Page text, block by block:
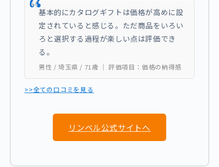
基本的にカタログギフトは価格が高めに設
定されていると感じる。ただ商品をいろい
ろと選択する過程が楽しい点は評価でき
る。
男性 / 埼玉県 / 71歳 ｜ 評価項目：価格の納得感
>>全ての口コミを見る
リンベル公式サイトへ